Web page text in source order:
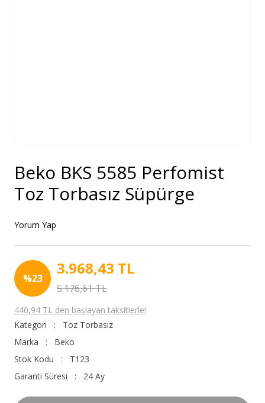
Beko BKS 5585 Perfomist
Toz Torbasız Süpürge
Yorum Yap
%23
3.968,43 TL
5.176,61 TL
440,94 TL den başlayan taksitlerle!
Kategori
Toz Torbasız
Marka
Beko
Stok Kodu
T123
Garanti Süresi
24 Ay